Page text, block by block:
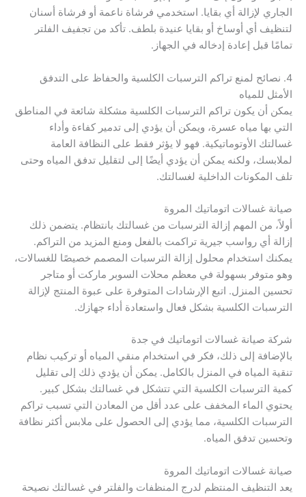
الجاري لإزالة أي بقايا. استخدمي فرشاة ناعمة أو فرشاة أسنان
لتنظيف أي أوساخ أو بقايا عنيدة بلطف. تأكد من تجفيف الفلتر
تمامًا قبل إعادة إدخاله في الجهاز.
4. نصائح لمنع تراكم الترسبات الكلسية والحفاظ على التدفق
الأمثل للمياه
يمكن أن يكون تراكم الترسبات الكلسية مشكلة شائعة في المناطق
التي بها مياه عسرة، ويمكن أن يؤدي إلى تدمير كفاءة وأداء
غسالتك الأوتوماتيكية. فهو لا يؤثر فقط على النظافة العامة
لملابسك، ولكنه يمكن أن يؤدي أيضًا إلى لتقليل تدفق المياه وحتى
تلف المكونات الداخلية لغسالتك.
صيانة غسالات اتوماتيك المروة
أولاً، من المهم إزالة الترسبات من غسالتك بانتظام. يتضمن ذلك
إزالة أي رواسب جيرية تراكمت بالفعل ومنع المزيد من التراكم.
يمكنك استخدام محلول إزالة الترسبات المصمم خصيصًا للغسالات،
وهو متوفر بسهولة في معظم محلات السوبر ماركت أو متاجر
تحسين المنزل. اتبع الإرشادات المتوفرة على عبوة المنتج لإزالة
الترسبات الكلسية بشكل فعال واستعادة أداء جهازك.
شركة صيانة غسالات اتوماتيك في جدة
بالإضافة إلى ذلك، فكر في استخدام منقي المياه أو تركيب نظام
تنقية المياه في المنزل بالكامل. يمكن أن يؤدي ذلك إلى تقليل
كمية الترسبات الكلسية التي تتشكل في غسالتك بشكل كبير.
يحتوي الماء المخفف على عدد أقل من المعادن التي تسبب تراكم
الترسبات الكلسية، مما يؤدي إلى الحصول على ملابس أكثر نظافة
وتحسين تدفق المياه.
صيانة غسالات اتوماتيك المروة
يعد التنظيف المنتظم لدرج المنظفات والفلتر في غسالتك نصيحة